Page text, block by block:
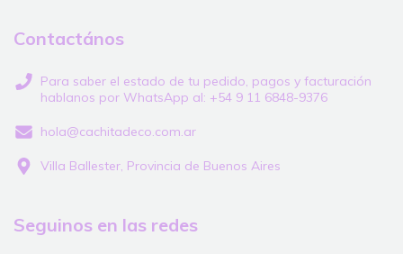
Contactános
Para saber el estado de tu pedido, pagos y facturación
hablanos por WhatsApp al: +54 9 11 6848-9376
hola@cachitadeco.com.ar
Villa Ballester, Provincia de Buenos Aires
Seguinos en las redes